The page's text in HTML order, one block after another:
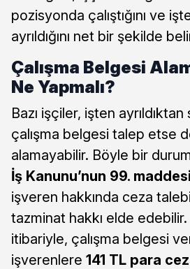
pozisyonda çalıştığını ve
ayrıldığını net bir şekilde
Çalışma Belgesi
Ne Yapmalı?
Bazı işçiler, işten
çalışma belgesi talep etse
alamayabilir. Böyle bir
İş Kanunu’nun 99. maddesi
işveren hakkında ceza
tazminat hakkı elde edebilir.
itibariyle, çalışma belgesi
işverenlere 141 TL para